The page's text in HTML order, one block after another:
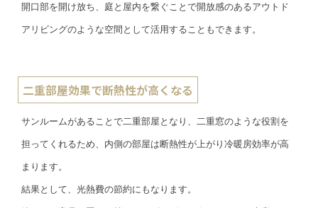
開口部を開け放ち、庭と屋内を繋ぐことで開放感のあるアウトド
アリビングのような空間として活用することもできます。
二重部屋効果で断熱性が高くなる
サンルームがあることで二重部屋となり、二重窓のような役割を
担ってくれるため、内側の部屋は断熱性が上がり冷暖房効率が高
まります。
結果として、光熱費の節約にもなります。